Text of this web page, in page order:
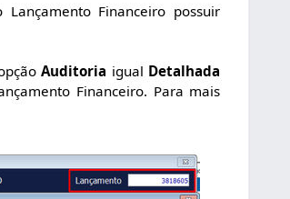
Financeiro possuir
Auditoria igual Detalhada
Financeiro. Para mais